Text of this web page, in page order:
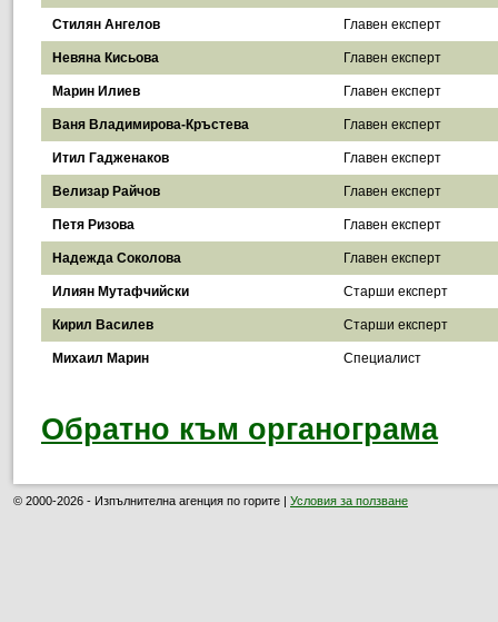
Стилян Ангелов Главен експерт
Невяна Кисьова Главен експерт
Марин Илиев Главен експерт
Ваня Владимирова-Кръстева Главен експерт
Итил Гадженаков Главен експерт
Велизар Райчов Главен експерт
Петя Ризова Главен експерт
Надежда Соколова Главен експерт
Илиян Мутафчийски Старши експерт
Кирил Василев Старши експерт
Михаил Марин Специалист
Обратно към органограма
© 2000-2026 - Изпълнителна агенция по горите | Условия за ползване